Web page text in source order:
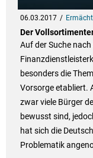
06.03.2017
Der
Auf der Suche
besonders die
Vorsorge etabliert.
zwar viele Bürger
bewusst sind,
hat sich die
Problematik